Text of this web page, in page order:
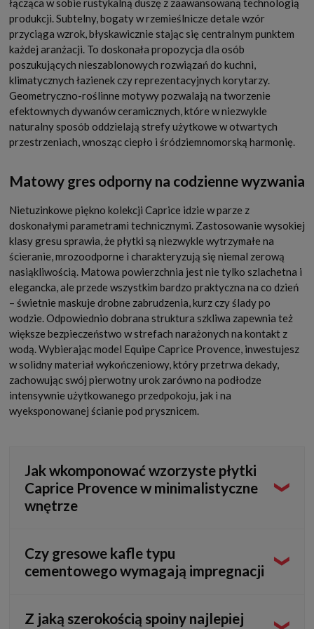
łącząca w sobie rustykalną duszę z zaawansowaną technologią
produkcji. Subtelny, bogaty w rzemieślnicze detale wzór
przyciąga wzrok, błyskawicznie stając się centralnym punktem
każdej aranżacji. To doskonała propozycja dla osób
poszukujących nieszablonowych rozwiązań do kuchni,
klimatycznych łazienek czy reprezentacyjnych korytarzy.
Geometryczno-roślinne motywy pozwalają na tworzenie
efektownych dywanów ceramicznych, które w niezwykle
naturalny sposób oddzielają strefy użytkowe w otwartych
przestrzeniach, wnosząc ciepło i śródziemnomorską harmonię.
Matowy gres odporny na codzienne wyzwania
Nietuzinkowe piękno kolekcji Caprice idzie w parze z
doskonałymi parametrami technicznymi. Zastosowanie wysokiej
klasy gresu sprawia, że płytki są niezwykle wytrzymałe na
ścieranie, mrozoodporne i charakteryzują się niemal zerową
nasiąkliwością. Matowa powierzchnia jest nie tylko szlachetna i
elegancka, ale przede wszystkim bardzo praktyczna na co dzień
– świetnie maskuje drobne zabrudzenia, kurz czy ślady po
wodzie. Odpowiednio dobrana struktura szkliwa zapewnia też
większe bezpieczeństwo w strefach narażonych na kontakt z
wodą. Wybierając model Equipe Caprice Provence, inwestujesz
w solidny materiał wykończeniowy, który przetrwa dekady,
zachowując swój pierwotny urok zarówno na podłodze
intensywnie użytkowanego przedpokoju, jak i na
wyeksponowanej ścianie pod prysznicem.
Jak wkomponować wzorzyste płytki
Caprice Provence w minimalistyczne
wnętrze
potraktować w takim wypadku jako wyrazisty akcent, a nie
tło. W przestrzeniach minimalistycznych świetnie
fragmencie ściany w strefie umywalkowej. Zestawione z
Czy gresowe kafle typu
cementowego wymagają impregnacji
cementowych, kolekcja Caprice jest wykonana ze
Z jaką szerokością spoiny najlepiej